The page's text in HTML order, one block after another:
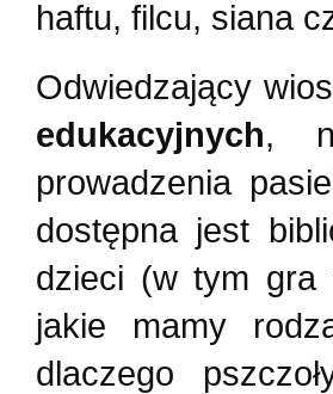
haftu, filcu, siana
Odwiedzający
edukacyjnych,
prowadzenia
dostępna jest
dzieci (w tym gra
jakie mamy
dlaczego